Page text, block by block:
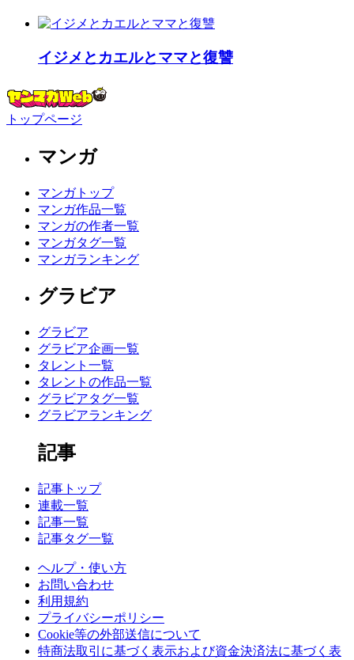
イジメとカエルとママと復讐
トップページ
マンガ
マンガトップ
マンガ作品一覧
マンガの作者一覧
マンガタグ一覧
マンガランキング
グラビア
グラビア
グラビア企画一覧
タレント一覧
タレントの作品一覧
グラビアタグ一覧
グラビアランキング
記事
記事トップ
連載一覧
記事一覧
記事タグ一覧
ヘルプ・使い方
お問い合わせ
利用規約
プライバシーポリシー
Cookie等の外部送信について
特商法取引に基づく表示および資金決済法に基づく表